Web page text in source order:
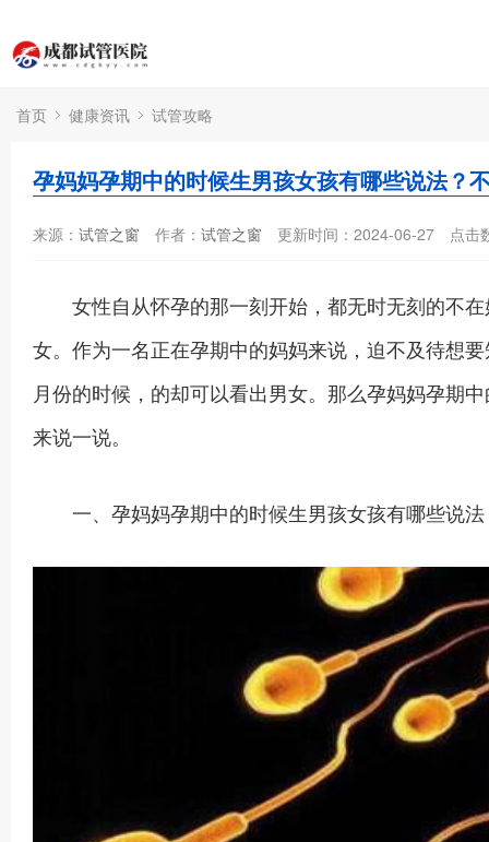
首页 健康资讯 试管攻略
孕妈妈孕期中的时候生男孩女孩有哪些说法？
来源： 试管之窗 作者： 试管之窗 更新时间：2024-06-27 点击
女性自从怀孕的那一刻开始，都无时无刻的不在
女。作为一名正在孕期中的妈妈来说，迫不及待想
月份的时候，的却可以看出男女。那么孕妈妈孕期
来说一说。
一、孕妈妈孕期中的时候生男孩女孩有哪些说法